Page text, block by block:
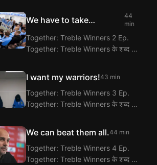
उपशीर्षक एक्सटेंशन के साथ देखें और सीखें!
लैंगलफ्लिक्स द्विभाषी उपशीर्षक फीचर के जरिए
Together: Treble Winners 1 Ep.
संवाद का अनुवाद प्रदान करता है।
We have to take
44
min
Together: Treble Winners 2 Ep.
Together: Treble Winners के शब्द और
लैंगलफ्लिक्स द्विभाषी उपशीर्षक फीचर के जरिए
Together: Treble Winners 2 Ep.
संवाद का अनुवाद प्रदान करता है।
I want my warriors!43 min
Together: Treble Winners 3 Ep.
Together: Treble Winners के शब्द और
लैंगलफ्लिक्स द्विभाषी उपशीर्षक फीचर के जरिए
Together: Treble Winners 3 Ep.
संवाद का अनुवाद प्रदान करता है।
We can beat them all.44 min
Together: Treble Winners 4 Ep.
Together: Treble Winners के शब्द और